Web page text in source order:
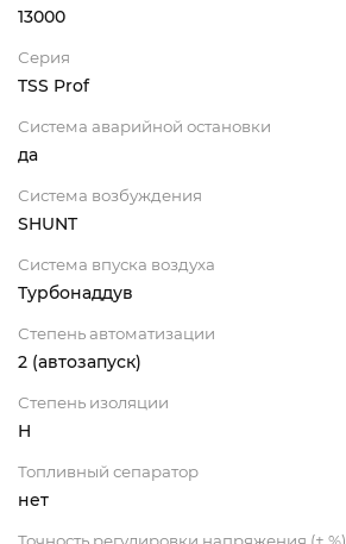
13000
Серия
TSS Prof
Система аварийной остановки
да
Система возбуждения
SHUNT
Система впуска воздуха
Турбонаддув
Степень автоматизации
2 (автозапуск)
Степень изоляции
H
Топливный сепаратор
нет